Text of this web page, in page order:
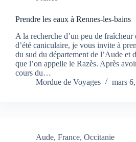
Prendre les eaux à Rennes-les-bains
A la recherche d’un peu de fraîcheur
d’été caniculaire, je vous invite à
du sud du département de l’Aude et
que l’on appelle le Razès. Après
cours du…
Mordue de Voyages
mars
Aude, France, Occitanie